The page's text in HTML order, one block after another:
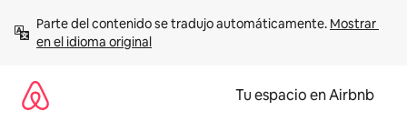
contenido
Parte del contenido se tradujo automáticamente. Mostrar
en el idioma original
Tu espacio en Airbnb